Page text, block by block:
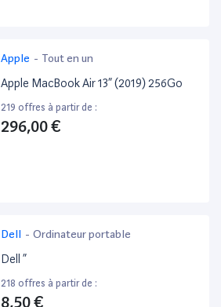
Apple - Tout en un
Apple MacBook Air 13” (2019) 256Go
219 offres à partir de :
296,00 €
Dell - Ordinateur portable
Dell ”
218 offres à partir de :
8,50 €